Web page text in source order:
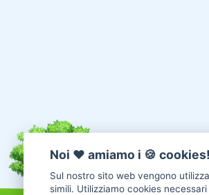
Noi ♥️ amiamo i 🍪 cookies!
Sul nostro sito web vengono
simili. Utilizziamo cookies